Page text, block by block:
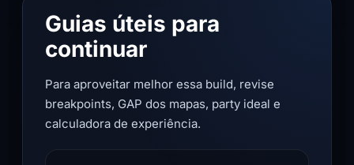
Guias úteis para
continuar
Para aproveitar melhor essa build, revise
breakpoints, GAP dos mapas, party ideal e
calculadora de experiência.